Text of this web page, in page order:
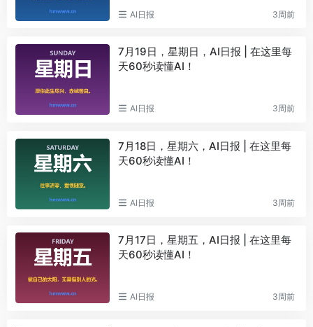
AI日报 3周前
7月19日，星期日，AI日报 | 在这里每
天60秒读懂AI！
AI日报 3周前
7月18日，星期六，AI日报 | 在这里每
天60秒读懂AI！
AI日报 3周前
7月17日，星期五，AI日报 | 在这里每
天60秒读懂AI！
AI日报 3周前